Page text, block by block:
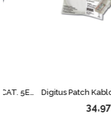
Digitus Patch Kablo, UTP, CAT. 5E, 2 metre, AWG 26/7, Mavi Renk, 3P sertifikalı
34,97 TL